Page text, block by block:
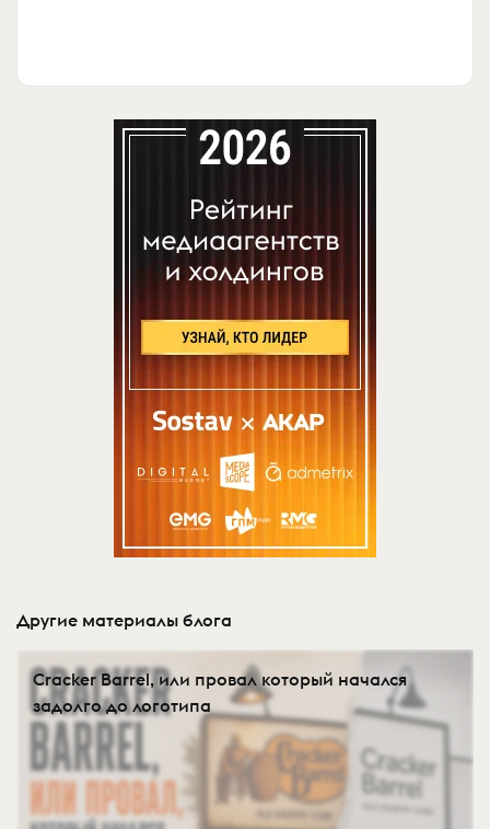
Другие материалы блога
Cracker Barrel, или провал который начался
задолго до логотипа